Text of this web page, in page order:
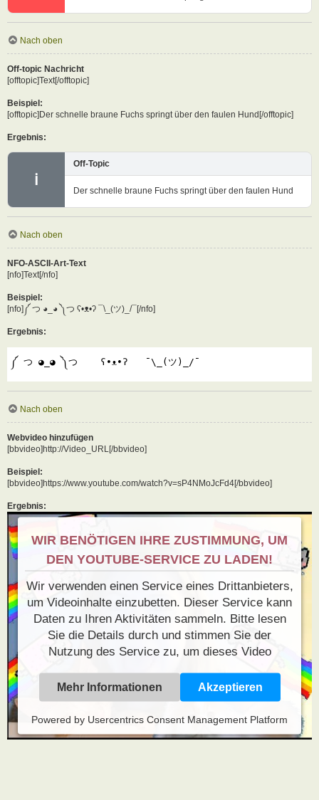
Nach oben
Off-topic Nachricht
[offtopic]Text[/offtopic]
Beispiel:
[offtopic]Der schnelle braune Fuchs springt über den faulen Hund[/offtopic]
Ergebnis:
ℹ
Off-Topic
Der schnelle braune Fuchs springt über den faulen Hund
Nach oben
NFO-ASCII-Art-Text
[nfo]Text[/nfo]
Beispiel:
[nfo]༼ つ ◕_◕ ༽つ ʕ•ᴥ•ʔ ¯\_(ツ)_/¯[/nfo]
Ergebnis:
༼ つ ◕_◕ ༽つ    ʕ•ᴥ•ʔ   ¯\_(ツ)_/¯
Nach oben
Webvideo hinzufügen
[bbvideo]http://Video_URL[/bbvideo]
Beispiel:
[bbvideo]https://www.youtube.com/watch?v=sP4NMoJcFd4[/bbvideo]
Ergebnis:
WIR BENÖTIGEN IHRE ZUSTIMMUNG, UM
DEN YOUTUBE-SERVICE ZU LADEN!
Wir verwenden einen Service eines Drittanbieters,
um Videoinhalte einzubetten. Dieser Service kann
Daten zu Ihren Aktivitäten sammeln. Bitte lesen
Sie die Details durch und stimmen Sie der
Nutzung des Service zu, um dieses Video
Mehr Informationen Akzeptieren
Powered by Usercentrics Consent Management Platform